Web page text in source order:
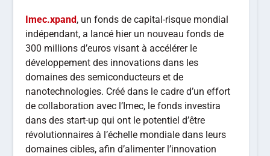
Imec.xpand, un fonds de capital-risque mondial
indépendant, a lancé hier un nouveau fonds de
300 millions d’euros visant à accélérer le
développement des innovations dans les
domaines des semiconducteurs et de
nanotechnologies. Créé dans le cadre d’un effort
de collaboration avec l’Imec, le fonds investira
dans des start-up qui ont le potentiel d’être
révolutionnaires à l’échelle mondiale dans leurs
domaines cibles, afin d’alimenter l’innovation